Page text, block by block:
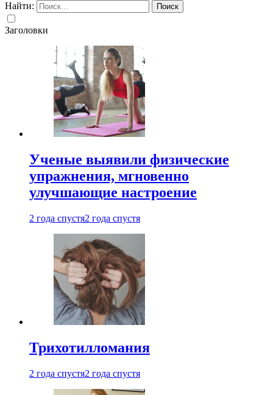
Найти:
Заголовки
Ученые выявили физические
упражнения, мгновенно
улучшающие настроение
2 года спустя2 года спустя
Трихотилломания
2 года спустя2 года спустя